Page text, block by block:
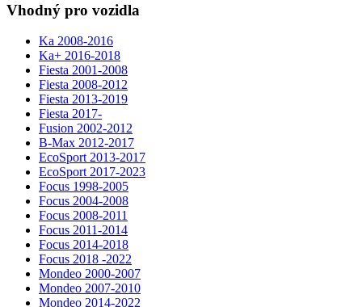
Vhodný pro vozidla
Ka 2008-2016
Ka+ 2016-2018
Fiesta 2001-2008
Fiesta 2008-2012
Fiesta 2013-2019
Fiesta 2017-
Fusion 2002-2012
B-Max 2012-2017
EcoSport 2013-2017
EcoSport 2017-2023
Focus 1998-2005
Focus 2004-2008
Focus 2008-2011
Focus 2011-2014
Focus 2014-2018
Focus 2018 -2022
Mondeo 2000-2007
Mondeo 2007-2010
Mondeo 2014-2022